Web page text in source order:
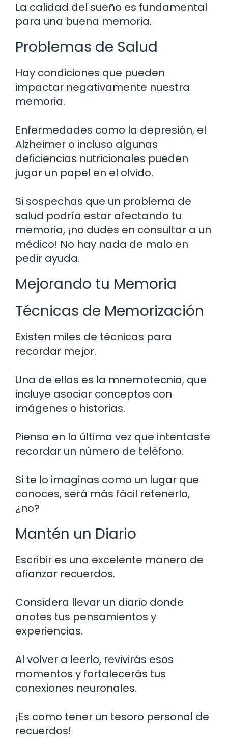
La calidad del sueño es fundamental
para una buena memoria.
Problemas de Salud
Hay condiciones que pueden
impactar negativamente nuestra
memoria.
Enfermedades como la depresión, el
Alzheimer o incluso algunas
deficiencias nutricionales pueden
jugar un papel en el olvido.
Si sospechas que un problema de
salud podría estar afectando tu
memoria, ¡no dudes en consultar a un
médico! No hay nada de malo en
pedir ayuda.
Mejorando tu Memoria
Técnicas de Memorización
Existen miles de técnicas para
recordar mejor.
Una de ellas es la mnemotecnia, que
incluye asociar conceptos con
imágenes o historias.
Piensa en la última vez que intentaste
recordar un número de teléfono.
Si te lo imaginas como un lugar que
conoces, será más fácil retenerlo,
¿no?
Mantén un Diario
Escribir es una excelente manera de
afianzar recuerdos.
Considera llevar un diario donde
anotes tus pensamientos y
experiencias.
Al volver a leerlo, revivirás esos
momentos y fortalecerás tus
conexiones neuronales.
¡Es como tener un tesoro personal de
recuerdos!